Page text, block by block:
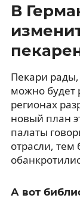
В
Пекари рады,
можно будет
регионах
новый план
палаты
отрасли, тем
А вот